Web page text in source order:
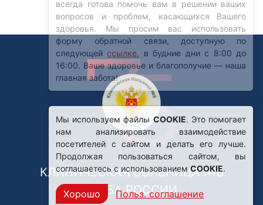
КЛИНИЧЕСКАЯ БОЛЬНИЦА №8
ФМБА РОССИИ
Мы используем файлы COOKIE. Это помогает
нам анализировать взаимодействие
посетителей с сайтом и делать его лучше.
Продолжая пользоваться сайтом, вы
соглашаетесь с использованиемCOOKIE.
Хорошо Польз. соглашение